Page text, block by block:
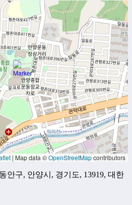
| Map data ©OpenStreetMapcontributors
안구, 안양시, 경기도, 13919, 대한